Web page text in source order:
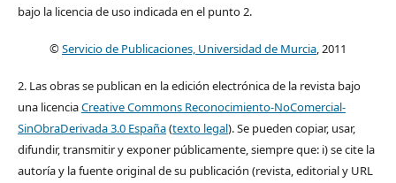
bajo la licencia de uso indicada en el punto 2.
©Servicio de Publicaciones, Universidad de Murcia, 2011
2. Las obras se publican en la edición electrónica de la revista bajo
una licenciaCreative Commons Reconocimiento-NoComercial-
SinObraDerivada 3.0 España(texto legal). Se pueden copiar, usar,
difundir, transmitir y exponer públicamente, siempre que: i) se cite la
autoría y la fuente original de su publicación (revista, editorial y URL